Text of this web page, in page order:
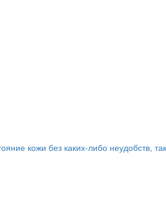
кожи без каких-либо неудобств,